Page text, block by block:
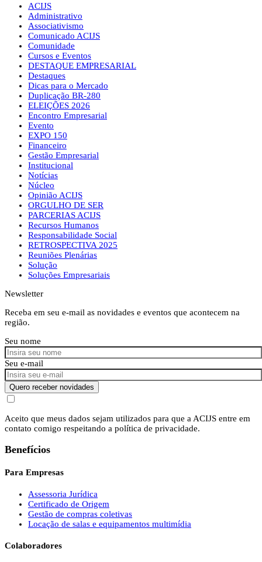
ACIJS
Administrativo
Associativismo
Comunicado ACIJS
Comunidade
Cursos e Eventos
DESTAQUE EMPRESARIAL
Destaques
Dicas para o Mercado
Duplicação BR-280
ELEIÇÕES 2026
Encontro Empresarial
Evento
EXPO 150
Financeiro
Gestão Empresarial
Institucional
Notícias
Núcleo
Opinião ACIJS
ORGULHO DE SER
PARCERIAS ACIJS
Recursos Humanos
Responsabilidade Social
RETROSPECTIVA 2025
Reuniões Plenárias
Solução
Soluções Empresariais
Newsletter
Receba em seu e-mail as novidades e eventos que acontecem na
região.
Seu nome
Seu e-mail
Quero receber novidades
Aceito que meus dados sejam utilizados para que a ACIJS entre em
contato comigo respeitando a política de privacidade.
Benefícios
Para Empresas
Assessoria Jurídica
Certificado de Origem
Gestão de compras coletivas
Locação de salas e equipamentos multimídia
Colaboradores